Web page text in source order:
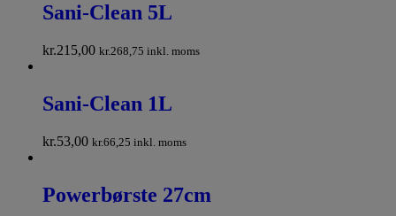
Sani-Clean 5L
kr.215,00 kr.268,75 inkl. moms
Sani-Clean 1L
kr.53,00 kr.66,25 inkl. moms
Powerbørste 27cm